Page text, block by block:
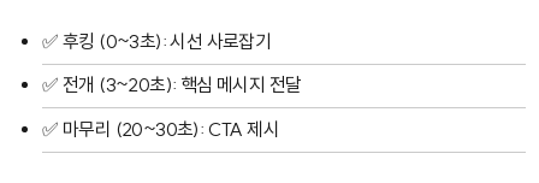
✅ 후킹 (0~3초): 시선 사로잡기
✅ 전개 (3~20초): 핵심 메시지 전달
✅ 마무리 (20~30초): CTA 제시